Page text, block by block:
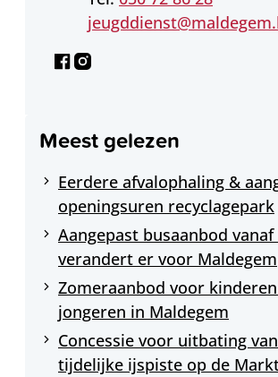
E-mailjeugddienst@
Facebook
Instagram
Meest gelezen
Eerdere afvalophaling &
openingsuren recyclagepark
Aangepast busaanbod
verandert er voor Maldegem
Zomeraanbod voor
jongeren in Maldegem
Concessie voor uitbating
tijdelijke ijspiste op de